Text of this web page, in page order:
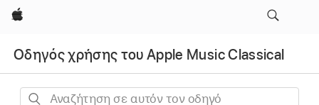
Apple
Οδηγός χρήσης του Apple Music Classical
Αναζήτηση